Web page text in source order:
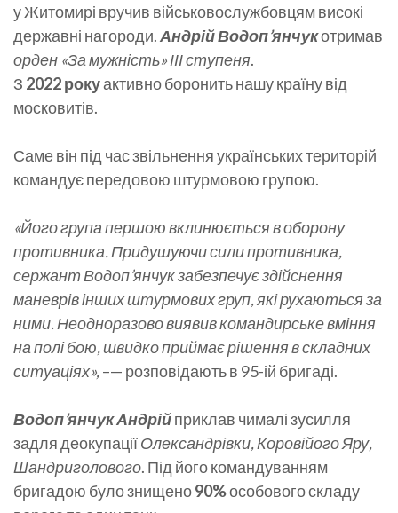
у Житомирі вручив військовослужбовцям високі
державні нагороди.Андрій Водоп’янчукотримав
орден «За мужність» ІІІ ступеня.
З 2022 рокуактивно боронить нашу країну від
московитів.
Саме він під час звільнення українських територій
командує передовою штурмовою групою.
«Його група першою вклинюється в оборону
противника. Придушуючи сили противника,
сержант Водоп’янчук забезпечує здійснення
маневрів інших штурмових груп, які рухаються за
ними. Неодноразово виявив командирське вміння
на полі бою, швидко приймає рішення в складних
ситуаціях»,–— розповідають в 95-ій бригаді.
Водоп’янчук Андрійприклав чималі зусилля
задля деокупаціїОлександрівки, Коровійого Яру,
Шандриголового. Під його командуванням
бригадою було знищено90%особового складу